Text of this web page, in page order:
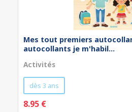
Mes tout premiers
autocollants je m'habil...
Activités
dès 3 ans
8.95 €